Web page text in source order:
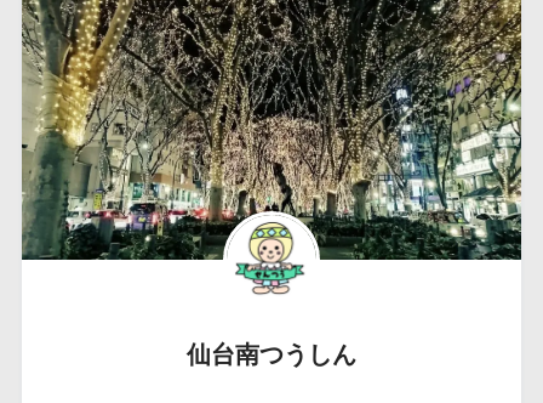
仙台南つうしん